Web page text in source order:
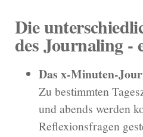
Die
des Journaling -
Das x-Minuten-
Zu bestimmten
und abends werden
Reflexionsfragen